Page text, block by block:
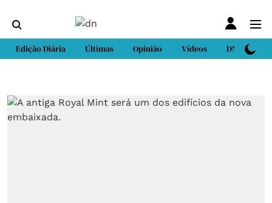
Edição Diária Últimas Opinião Vídeos DN Sport